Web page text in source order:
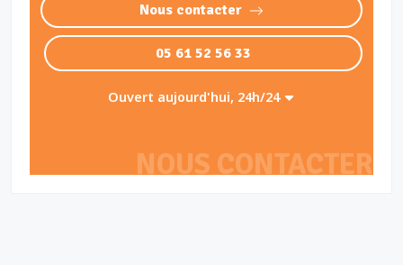
NOUS CONTACTER
Nous contacter
05 61 52 56 33
Ouvert aujourd'hui, 24h/24